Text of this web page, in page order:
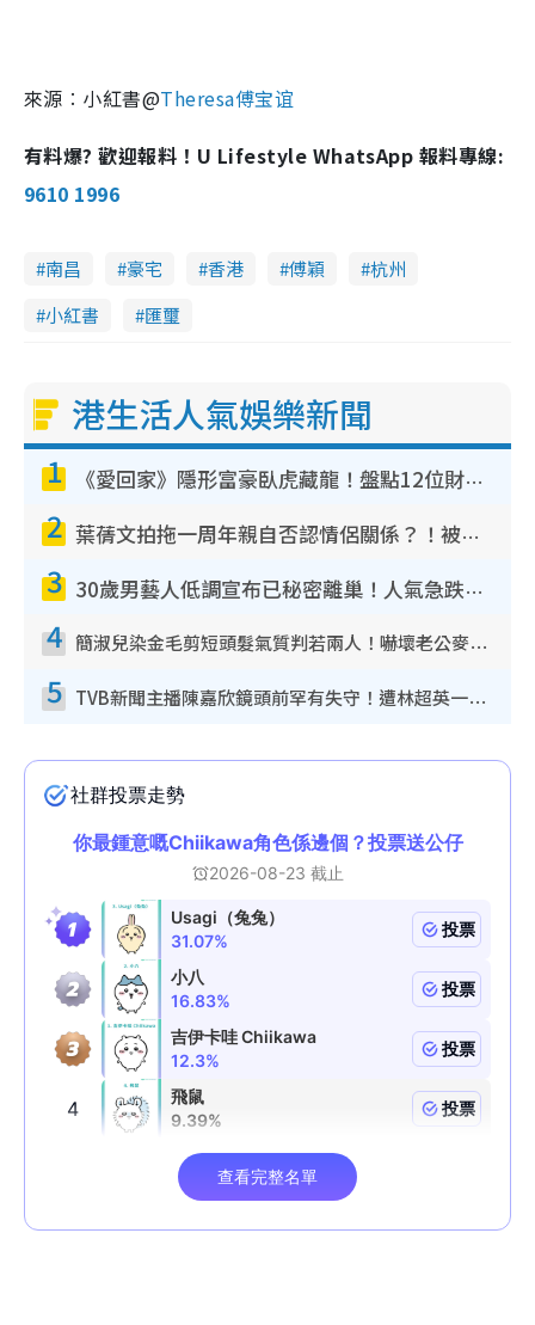
來源︰小紅書@Theresa傅宝谊
有料爆? 歡迎報料！U Lifestyle WhatsApp 報料專線:
9610 1996
南昌 豪宅 香港 傅穎
杭州
小紅書
匯璽
港生活人氣娛樂新聞
1 《愛回家》隱形富豪臥虎藏龍！盤點12位財氣逼人的有錢藝人：呢位靚女3億身家唔憂做
2 葉蒨文拍拖一周年親自否認情侶關係？！被質疑感情造假竟稱GM「普通同事」
3 30歲男藝人低調宣布已秘密離巢！人氣急跌變失蹤人口︰「這幾年過得並不容易」
4 簡淑兒染金毛剪短頭髮氣質判若兩人！嚇壞老公麥大力都認唔出：「你做咩事？」
5 TVB新聞主播陳嘉欣鏡頭前罕有失守！遭林超英一句說話突襲嚇親當場大笑